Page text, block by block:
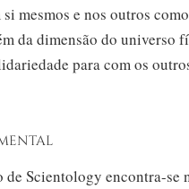
mesmos e nos outros como
da dimensão do universo
para com os
Scientology encontra-se